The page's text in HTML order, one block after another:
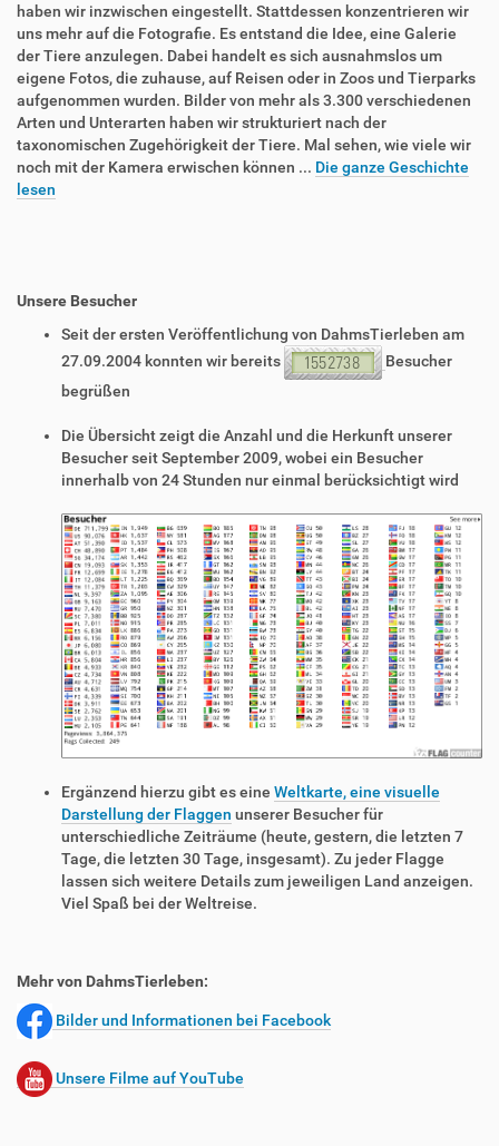
haben wir inzwischen eingestellt. Stattdessen konzentrieren wir
uns mehr auf die Fotografie. Es entstand die Idee, eine Galerie
der Tiere anzulegen. Dabei handelt es sich ausnahmslos um
eigene Fotos, die zuhause, auf Reisen oder in Zoos und Tierparks
aufgenommen wurden. Bilder von mehr als 3.300 verschiedenen
Arten und Unterarten haben wir strukturiert nach der
taxonomischen Zugehörigkeit der Tiere. Mal sehen, wie viele wir
noch mit der Kamera erwischen können ... Die ganze Geschichte
lesen
Unsere Besucher
Seit der ersten Veröffentlichung von DahmsTierleben am
27.09.2004 konnten wir bereits
Besucher
begrüßen
Die Übersicht zeigt die Anzahl und die Herkunft unserer
Besucher seit September 2009, wobei ein Besucher
innerhalb von 24 Stunden nur einmal berücksichtigt wird
Ergänzend hierzu gibt es eine Weltkarte, eine visuelle
Darstellung der Flaggen unserer Besucher für
unterschiedliche Zeiträume (heute, gestern, die letzten 7
Tage, die letzten 30 Tage, insgesamt). Zu jeder Flagge
lassen sich weitere Details zum jeweiligen Land anzeigen.
Viel Spaß bei der Weltreise.
Mehr von DahmsTierleben:
Bilder und Informationen bei Facebook
Unsere Filme auf YouTube